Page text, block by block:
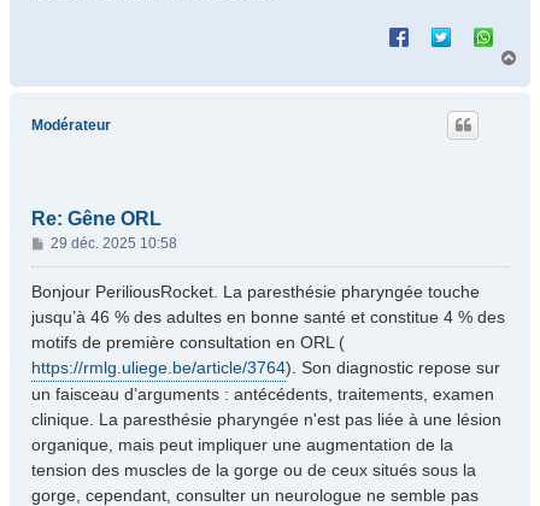
Modérateur
Re: Gêne ORL
M
e
s
g
e
29 déc. 2025 10:58
Bonjour PeriliousRocket. La paresthésie pharyngée touche
jusqu’à 46 % des adultes en bonne santé et constitue 4 % des
motifs de première consultation en ORL (
https://rmlg.uliege.be/article/3764). Son diagnostic repose sur
un faisceau d’arguments : antécédents, traitements, examen
clinique. La paresthésie pharyngée n'est pas liée à une lésion
organique, mais peut impliquer une augmentation de la
tension des muscles de la gorge ou de ceux situés sous la
gorge, cependant, consulter un neurologue ne semble pas